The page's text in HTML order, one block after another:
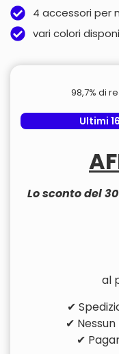
4 accessori per
vari colori
98,7% di
Ultimi
Lo sconto del
al
✔
✔
✔